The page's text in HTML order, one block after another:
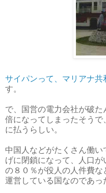
サイパンって、マリアナ
す。
で、国営の電力会社が破た
倍になってしまったそう
に払うらしい。
中国人などがたくさん働
げに閉鎖になって、人口
の８０％が役人の人件費
運営している国なのであっ